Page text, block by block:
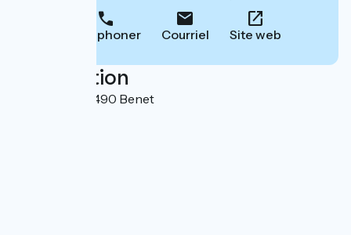
Téléphoner Courriel Site web
Localisation
La Meugne 85490 Benet